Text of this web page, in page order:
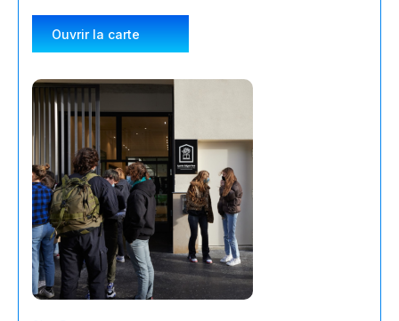
Ouvrir la carte